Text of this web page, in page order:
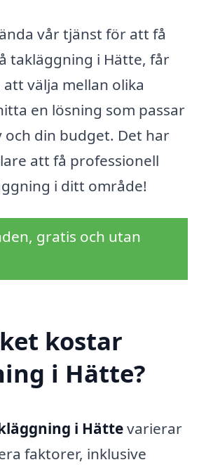
vår tjänst för att få
takläggning i Hätte, får
välja mellan olika
en lösning som passar
och din budget. Det har
att få professionell
i ditt område!
gratis och utan
kostar
i Hätte?
i Hättevarierar
faktorer, inklusive